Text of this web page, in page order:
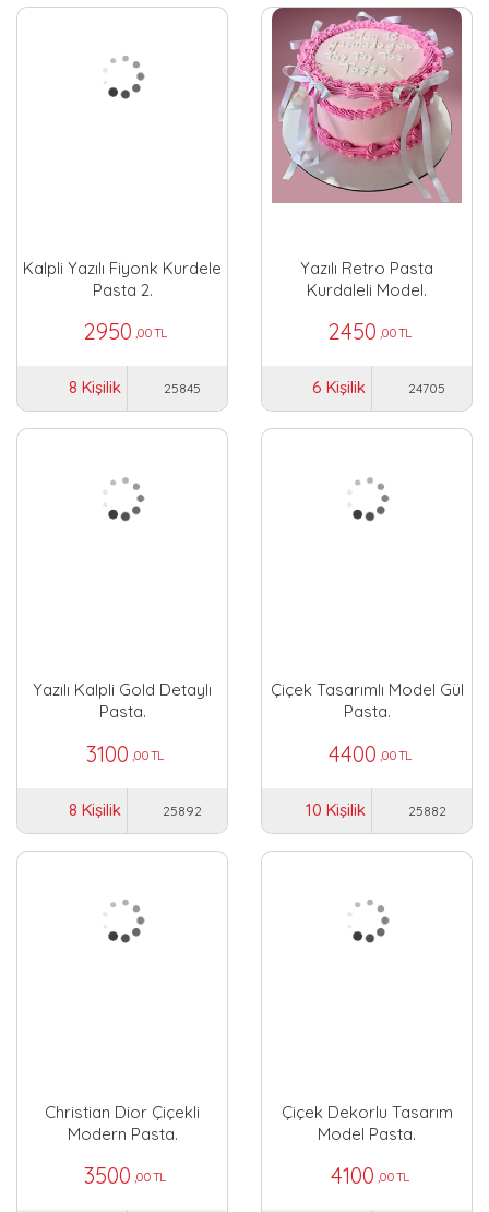
Kalpli Yazılı Fiyonk Kurdele
Pasta 2.
2950 ,00 TL
8 Kişilik 25845
Yazılı Retro Pasta
Kurdaleli Model.
2450 ,00 TL
6 Kişilik 24705
Yazılı Kalpli Gold Detaylı
Pasta.
3100 ,00 TL
8 Kişilik 25892
Çiçek Tasarımlı Model Gül
Pasta.
4400 ,00 TL
10 Kişilik 25882
Christian Dior Çiçekli
Modern Pasta.
3500 ,00 TL
Çiçek Dekorlu Tasarım
Model Pasta.
4100 ,00 TL